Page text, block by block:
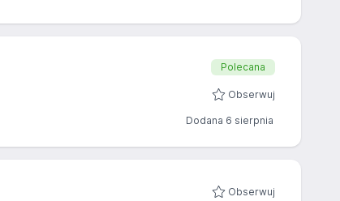
Polecana
Obserwuj
Dodana 6 sierpnia
Obserwuj